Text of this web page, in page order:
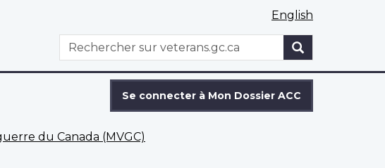
English
WxT
Search
Rechercher
Se connecter à Mon Dossier ACC
du Canada (MVGC)